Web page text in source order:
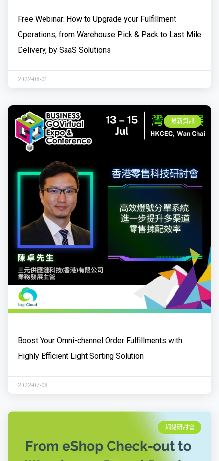
Free Webinar: How to Upgrade your Fulfillment
Operations, from Warehouse Pick & Pack to Last Mile
Delivery, by SaaS Solutions
2022-08-01
最新資訊
Boost Your Omni-channel Order Fulfillments with
Highly Efficient Light Sorting Solution
2022-07-08
網絡研討會